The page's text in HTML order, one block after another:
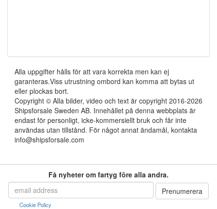
Alla uppgifter hålls för att vara korrekta men kan ej
garanteras.Viss utrustning ombord kan komma att bytas ut
eller plockas bort.
Copyright © Alla bilder, video och text är copyright 2016-2026
Shipsforsale Sweden AB. Innehållet på denna webbplats är
endast för personligt, icke-kommersiellt bruk och får inte
användas utan tillstånd. För något annat ändamål, kontakta
info@shipsforsale.com
Få nyheter om fartyg före alla andra.
Cookie Policy